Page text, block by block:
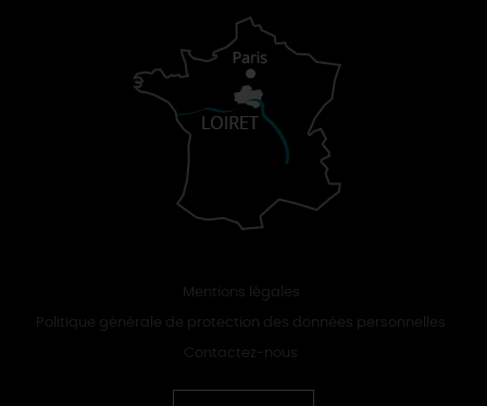
Mentions légales
Politique générale de protection des données personnelles
Contactez-nous